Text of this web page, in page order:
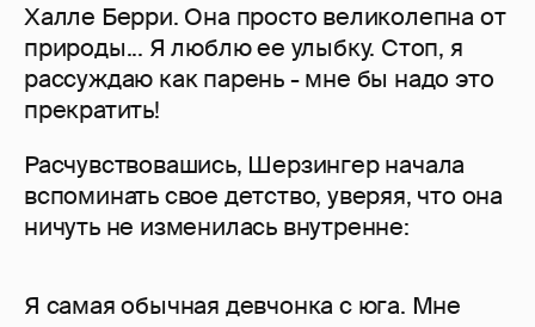
Халле Берри. Она просто великолепна от
природы... Я люблю ее улыбку. Стоп, я
рассуждаю как парень - мне бы надо это
прекратить!
Расчувствовашись, Шерзингер начала
вспоминать свое детство, уверяя, что она
ничуть не изменилась внутренне:
Я самая обычная девчонка с юга. Мне